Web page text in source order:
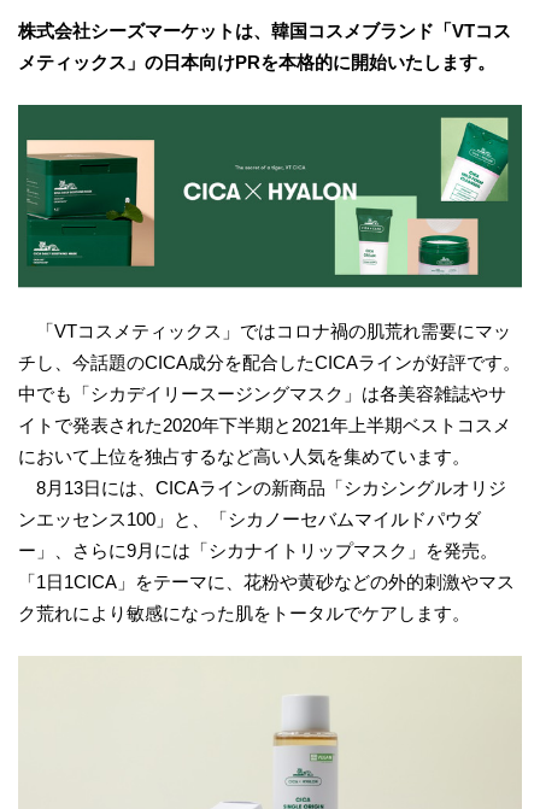
株式会社シーズマーケットは、韓国コスメブランド「VTコス
メティックス」の日本向けPRを本格的に開始いたします。
「VTコスメティックス」ではコロナ禍の肌荒れ需要にマッ
チし、今話題のCICA成分を配合したCICAラインが好評です。
中でも「シカデイリースージングマスク」は各美容雑誌やサ
イトで発表された2020年下半期と2021年上半期ベストコスメ
において上位を独占するなど高い人気を集めています。
8月13日には、CICAラインの新商品「シカシングルオリジ
ンエッセンス100」と、「シカノーセバムマイルドパウダ
ー」、さらに9月には「シカナイトリップマスク」を発売。
「1日1CICA」をテーマに、花粉や黄砂などの外的刺激やマス
ク荒れにより敏感になった肌をトータルでケアします。